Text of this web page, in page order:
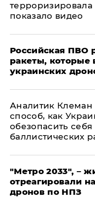
показало видео
Российская ПВО
ракеты, которые
украинских
Аналитик
способ, как
обезопасить
баллистических
"Метро 2033", –
отреагировали
дронов по НПЗ